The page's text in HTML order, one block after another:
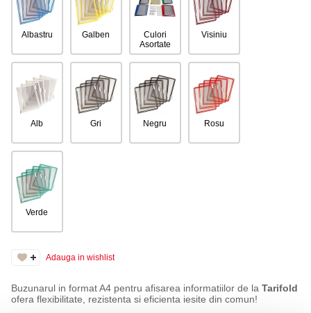
Albastru Galben
Culori
Asortate
Visiniu
Alb Gri Negru Rosu
Verde
Adauga in wishlist
Buzunarul in format A4 pentru afisarea informatiilor de la Tarifold
ofera flexibilitate, rezistenta si eficienta iesite din comun!